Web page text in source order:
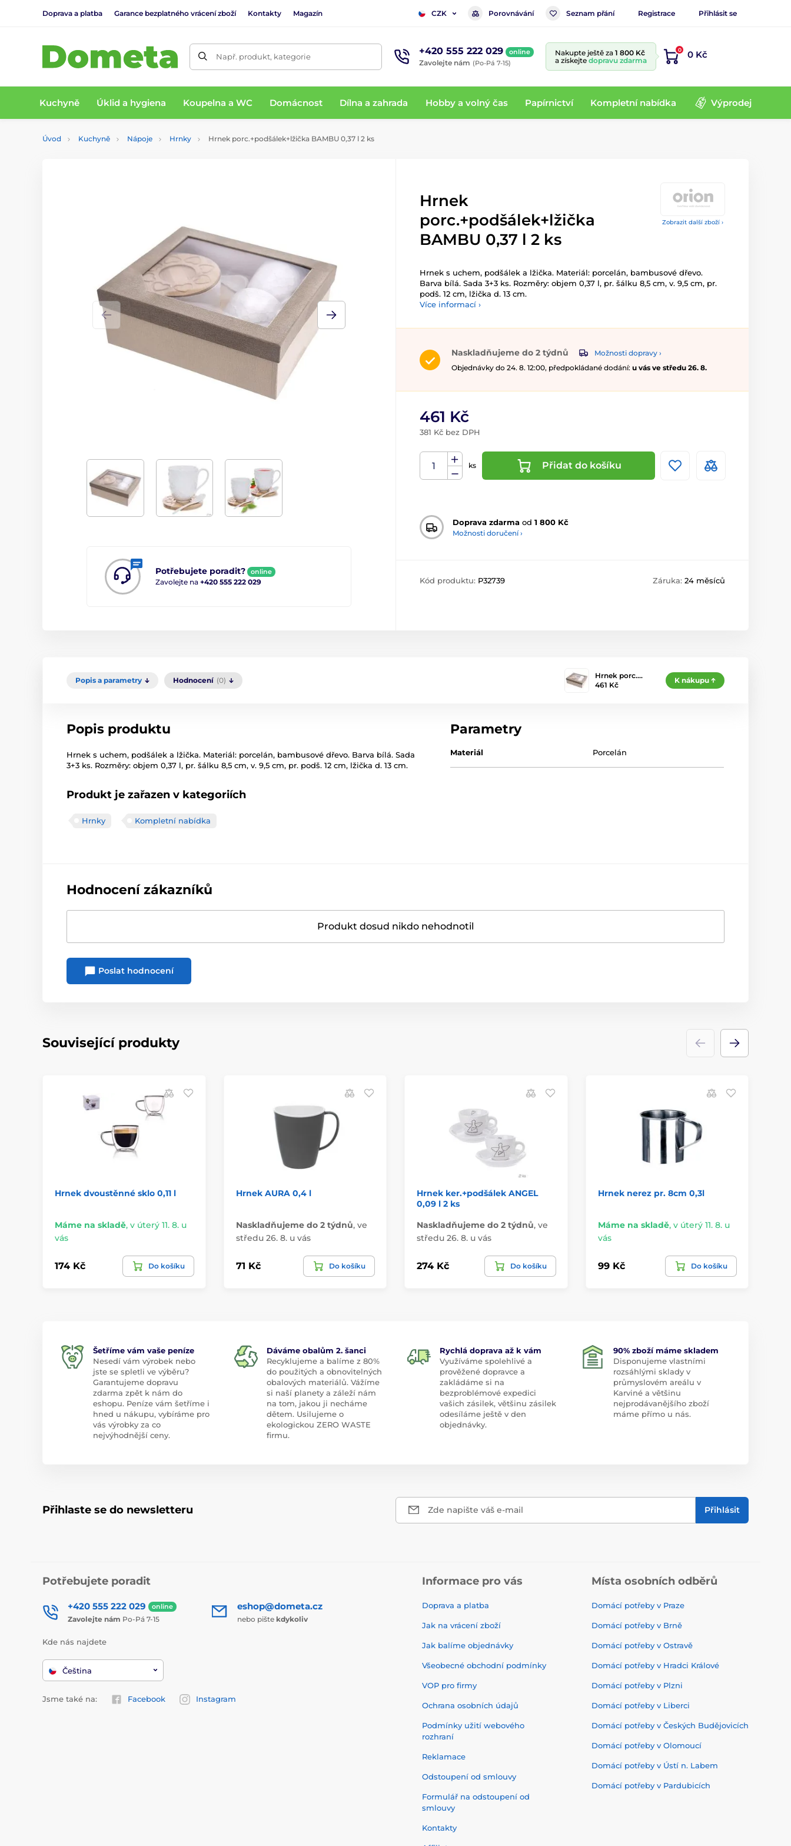
Doprava a platba Garance bezplatného vrácení zboží Kontakty Magazín CZK Porovnávání Seznam přání Registrace Přihlásit se
Např. produkt, kategorie +420 555 222 029 online
Zavolejte nám (Po-Pá 7-15)
Nakupte ještě za 1 800 Kč
a získejte dopravu zdarma
0 0 Kč
Kuchyně Úklid a hygiena Koupelna a WC Domácnost Dílna a zahrada Hobby a volný čas Papírnictví Kompletní nabídka Výprodej
Úvod Kuchyně Nápoje Hrnky Hrnek porc.+podšálek+lžička BAMBU 0,37 l 2 ks
Zobrazit další zboží ›
Potřebujete poradit? online
Zavolejte na +420 555 222 029
Hrnek
porc.+podšálek+lžička
BAMBU 0,37 l 2 ks
Hrnek s uchem, podšálek a lžička. Materiál: porcelán, bambusové dřevo.
Barva bílá. Sada 3+3 ks. Rozměry: objem 0,37 l, pr. šálku 8,5 cm, v. 9,5 cm, pr.
podš. 12 cm, lžička d. 13 cm.
Více informací ›
Naskladňujeme do 2 týdnů
Možnosti dopravy ›
Objednávky do 24. 8. 12:00, předpokládané dodání: u vás ve středu 26. 8.
461 Kč
381 Kč bez DPH
ks Přidat do košíku
Doprava zdarma od 1 800 Kč
Možnosti doručení ›
Kód produktu: P32739 Záruka: 24 měsíců
Popis a parametry Hodnocení (0)
Hrnek porc.…
461 Kč
K nákupu
Popis produktu
Hrnek s uchem, podšálek a lžička. Materiál: porcelán, bambusové dřevo. Barva bílá. Sada
3+3 ks. Rozměry: objem 0,37 l, pr. šálku 8,5 cm, v. 9,5 cm, pr. podš. 12 cm, lžička d. 13 cm.
Produkt je zařazen v kategoriích
Hrnky Kompletní nabídka
Parametry
Materiál Porcelán
Hodnocení zákazníků
Produkt dosud nikdo nehodnotil
Poslat hodnocení
Související produkty
Hrnek dvoustěnné sklo 0,11 l
Máme na skladě, v úterý 11. 8. u
vás
174 Kč Do košíku
Hrnek AURA 0,4 l
Naskladňujeme do 2 týdnů, ve
středu 26. 8. u vás
71 Kč Do košíku
Hrnek ker.+podšálek ANGEL
0,09 l 2 ks
Naskladňujeme do 2 týdnů, ve
středu 26. 8. u vás
274 Kč Do košíku
Hrnek nerez pr. 8cm 0,3l
Máme na skladě, v úterý 11. 8. u
vás
99 Kč Do košíku
Šetříme vám vaše peníze
Nesedí vám výrobek nebo
jste se spletli ve výběru?
Garantujeme dopravu
zdarma zpět k nám do
eshopu. Peníze vám šetříme i
hned u nákupu, vybíráme pro
vás výrobky za co
nejvýhodnější ceny.
Dáváme obalům 2. šanci
Recyklujeme a balíme z 80%
do použitých a obnovitelných
obalových materiálů. Vážíme
si naší planety a záleží nám
na tom, jakou ji necháme
dětem. Usilujeme o
ekologickou ZERO WASTE
firmu.
Rychlá doprava až k vám
Využíváme spolehlivé a
prověžené dopravce a
zakládáme si na
bezproblémové expedici
vašich zásilek, většinu zásilek
odesíláme ještě v den
objednávky.
90% zboží máme skladem
Disponujeme vlastními
rozsáhlými sklady v
průmyslovém areálu v
Karviné a většinu
nejprodávanějšího zboží
máme přímo u nás.
Přihlaste se do newsletteru Zde napište váš e-mail Přihlásit
Potřebujete poradit
+420 555 222 029 online
Zavolejte nám Po-Pá 7-15
eshop@dometa.cz
nebo pište kdykoliv
Kde nás najdete
Čeština
Jsme také na: Facebook Instagram
Informace pro vás
Doprava a platba
Jak na vrácení zboží
Jak balíme objednávky
Všeobecné obchodní podmínky
VOP pro firmy
Ochrana osobních údajů
Podmínky užití webového
rozhraní
Reklamace
Odstoupení od smlouvy
Formulář na odstoupení od
smlouvy
Kontakty
Místa osobních odběrů
Domácí potřeby v Praze
Domácí potřeby v Brně
Domácí potřeby v Ostravě
Domácí potřeby v Hradci Králové
Domácí potřeby v Plzni
Domácí potřeby v Liberci
Domácí potřeby v Českých Budějovicích
Domácí potřeby v Olomoucí
Domácí potřeby v Ústí n. Labem
Domácí potřeby v Pardubicích